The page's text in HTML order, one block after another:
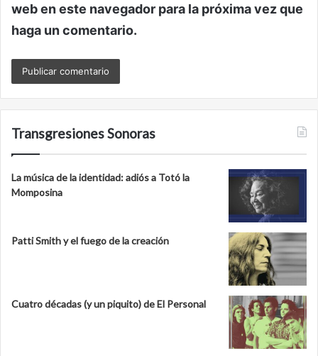
web en este navegador para la próxima vez que
haga un comentario.
Transgresiones Sonoras
La música de la identidad: adiós a Totó la
Momposina
Patti Smith y el fuego de la creación
Cuatro décadas (y un piquito) de El Personal